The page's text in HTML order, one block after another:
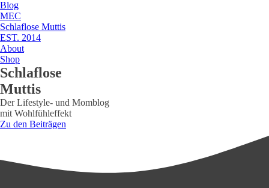
Blog
MEC
Schlaflose Muttis
EST. 2014
About
Shop
Schlaflose
Muttis
Der Lifestyle- und Momblog
mit Wohlfühleffekt
Zu den Beiträgen